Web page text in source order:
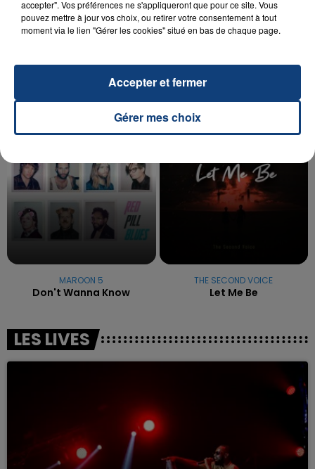
UNE ADOLESCENTE DEVANT SE FAIRE
OPÉRER DE LA CHEVILLE RESSORT DE LA...
reconnu sa responsabilité et présenté ses
TITRES DIFFUSÉS
17h45
17h45
MAROON 5
Don't Wanna Know
17h43
17h43
THE SECOND VOICE
Let Me Be
LES LIVES
accepter". Vos préférences ne s'appliqueront que pour ce site. Vous
pouvez mettre à jour vos choix, ou retirer votre consentement à tout
moment via le lien "Gérer les cookies" situé en bas de chaque page.
Gérer mes choix
Accepter et fermer